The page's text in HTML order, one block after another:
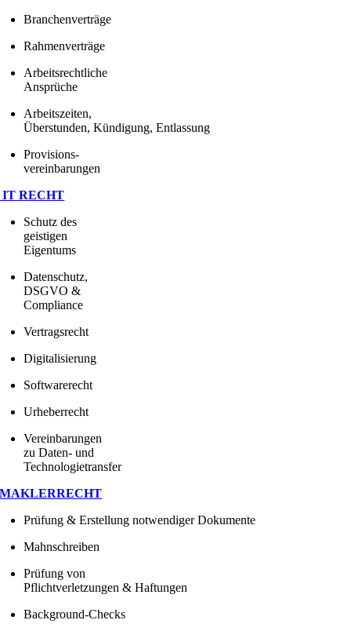
Branchenverträge
Rahmenverträge
Arbeitsrechtliche
Ansprüche
Arbeitszeiten,
Überstunden, Kündigung, Entlassung
Provisions-
vereinbarungen
IT RECHT
Schutz des
geistigen
Eigentums
Datenschutz,
DSGVO &
Compliance
Vertragsrecht
Digitalisierung
Softwarerecht
Urheberrecht
Vereinbarungen
zu Daten- und
Technologietransfer
MAKLERRECHT
Prüfung & Erstellung notwendiger Dokumente
Mahnschreiben
Prüfung von
Pflichtverletzungen & Haftungen
Background-Checks